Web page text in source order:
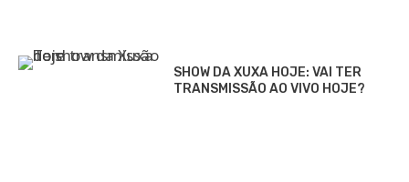
SHOW DA XUXA HOJE: VAI TER
TRANSMISSÃO AO VIVO HOJE?